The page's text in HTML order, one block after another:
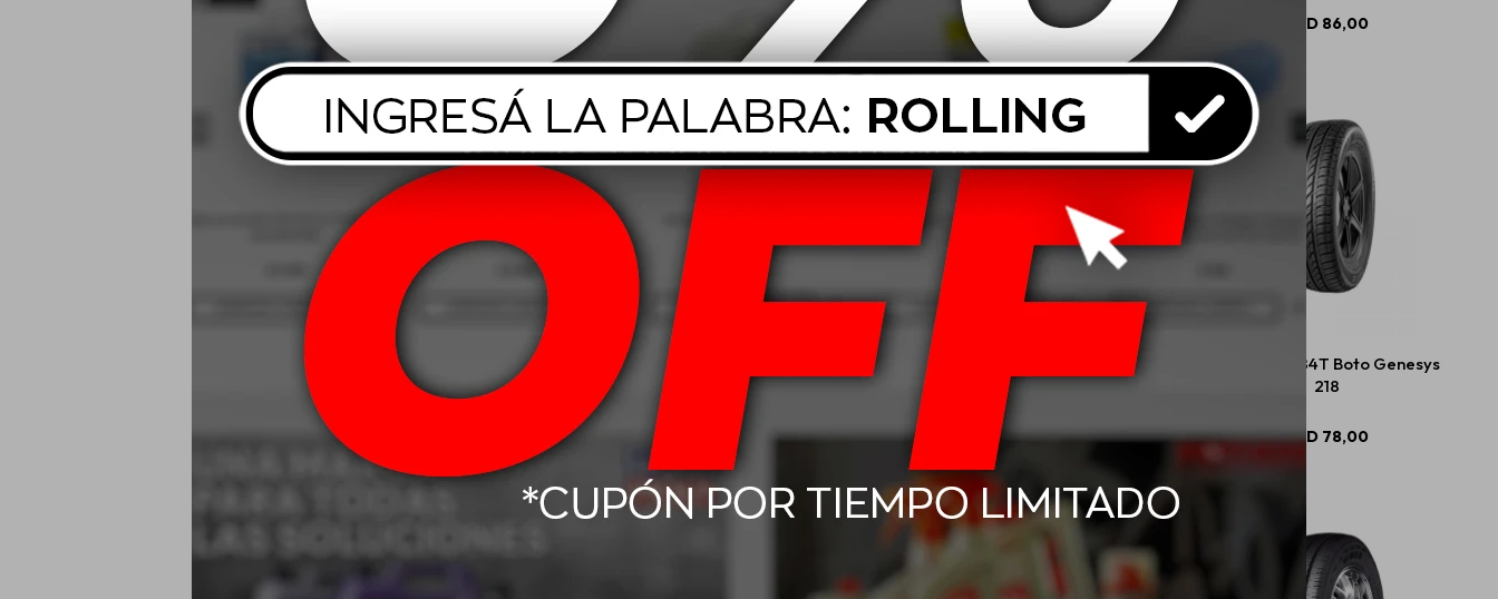
64,00 USD65,00 USD 86,00
195/60 R15 88V Boto Genesys
228
155/70 R12 73S Boto Gaukotyre
USD 59,00
185/65 R14 86H Boto Genesys
218
USD77,00
175/70 R14 84T Boto Genesys
218
USD 78,00